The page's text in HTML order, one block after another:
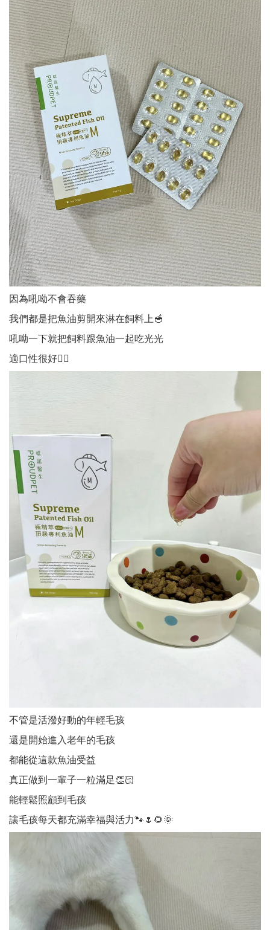
因為吼呦不會吞藥
我們都是把魚油剪開來淋在飼料上🥣
吼呦一下就把飼料跟魚油一起吃光光
適口性很好👍🏻
不管是活潑好動的年輕毛孩
還是開始進入老年的毛孩
都能從這款魚油受益
真正做到一輩子一粒滿足👏🏻
能輕鬆照顧到毛孩
讓毛孩每天都充滿幸福與活力🐾🌷🌻🌞